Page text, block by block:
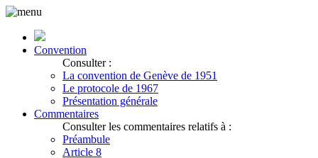
Convention
Consulter :
La convention de Genève de 1951
Le protocole de 1967
Présentation générale
Commentaires
Consulter les commentaires relatifs à :
Préambule
Article 8